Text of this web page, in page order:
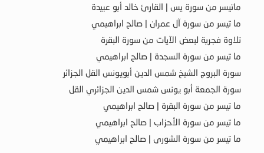
ماتيسر من سورة يس | القارئ خالد أبو عبيدة
ما تيسر من سورة آل عمران | صالح ابراهيمي
تلاوة فجرية لبعض الآيات من سورة البقرة
ما تيسر من سورة السجدة | صالح ابراهيمي
سورة البروج الشيخ شمس الدين أبويونس القل الجزائر
سورة الجمعة أبو يونس شمس الدين الجزائري القل
ما تيسر من سورة البقرة | صالح ابراهيمي
ما تيسر من سورة الأحزاب | صالح ابراهيمي
ما تيسر من سورة الشورى | صالح ابراهيمي